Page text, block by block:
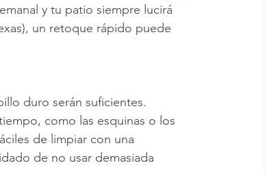
y tu patio siempre lucirá
un retoque rápido puede
duro serán suficientes.
como las esquinas o los
de limpiar con una
de no usar demasiada